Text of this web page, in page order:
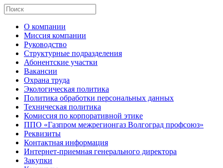
О компании
Миссия компании
Руководство
Структурные подразделения
Абонентские участки
Вакансии
Охрана труда
Экологическая политика
Политика обработки персональных данных
Техническая политика
Комиссия по корпоративной этике
ППО «Газпром межрегионгаз Волгоград профсоюз»
Реквизиты
Контактная информация
Интернет-приемная генерального директора
Закупки